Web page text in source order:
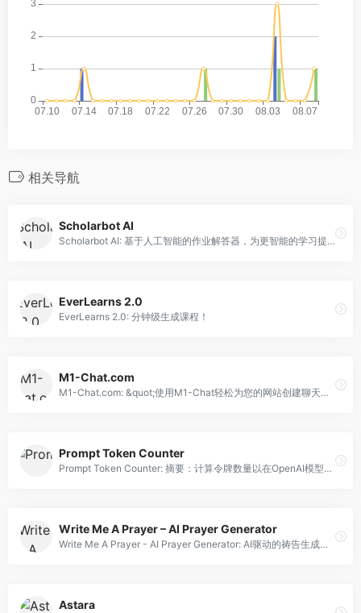
相关导航
Scholarbot AI
Scholarbot AI: 基于人工智能的作业解答器，为更智能的学习提供支持。
EverLearns 2.0
EverLearns 2.0: 分钟级生成课程！
M1-Chat.com
M1-Chat.com: &quot;使用M1-Chat轻松为您的网站创建聊天机器人，无需编码技能。&quot;
Prompt Token Counter
Prompt Token Counter: 摘要：计算令牌数量以在OpenAI模型中控制成本。
Write Me A Prayer – AI Prayer Generator
Write Me A Prayer - AI Prayer Generator: AI驱动的祷告生成器，为用户的特定需求提供个性化的祷告。
Astara